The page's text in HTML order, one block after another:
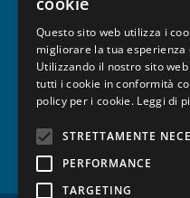
Questo sito web utilizza i
migliorare la tua esperienza
Utilizzando il nostro sito
tutti i cookie in conformità
policy per i cookie. Leggi di
STRETTAMENTE
PERFORMANCE
TARGETING